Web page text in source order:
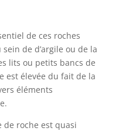
de ces roches
de d’argile ou de la
lits ou petits bancs de
est élevée du fait de la
éléments
de roche est quasi